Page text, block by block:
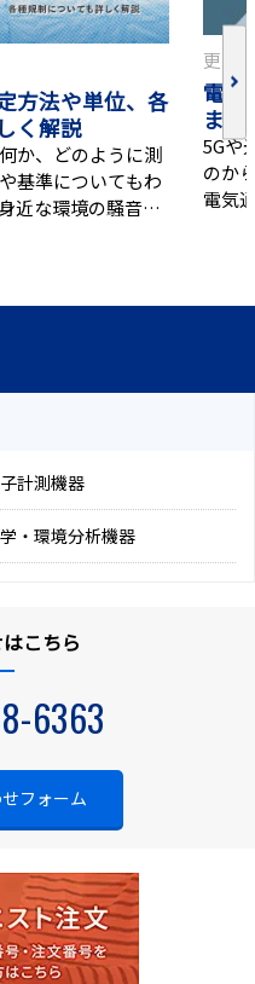
方法や単位、各
く解説
か、どのように測
基準についてもわ
近な環境の騒音を
更新
電気
ま
5Gや
のか
電気
計測機器
・環境分析機器
こちら
6363
フォーム